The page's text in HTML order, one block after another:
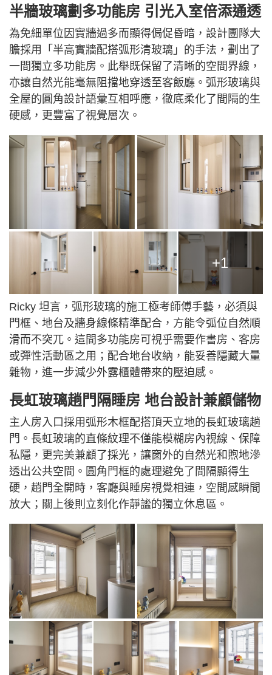
半牆玻璃劃多功能房 引光入室倍添通透
為免細單位因實牆過多而顯得侷促昏暗，設計團隊大
膽採用「半高實牆配搭弧形清玻璃」的手法，劃出了
一間獨立多功能房。此舉既保留了清晰的空間界線，
亦讓自然光能毫無阻擋地穿透至客飯廳。弧形玻璃與
全屋的圓角設計語彙互相呼應，徹底柔化了間隔的生
硬感，更豐富了視覺層次。
+1
Ricky 坦言，弧形玻璃的施工極考師傅手藝，必須與
門框、地台及牆身線條精準配合，方能令弧位自然順
滑而不突兀。這間多功能房可視乎需要作書房、客房
或彈性活動區之用；配合地台收納，能妥善隱藏大量
雜物，進一步減少外露櫃體帶來的壓迫感。
長虹玻璃趟門隔睡房 地台設計兼顧儲物
主人房入口採用弧形木框配搭頂天立地的長虹玻璃趟
門。長虹玻璃的直條紋理不僅能模糊房內視線、保障
私隱，更完美兼顧了採光，讓窗外的自然光和煦地滲
透出公共空間。圓角門框的處理避免了間隔顯得生
硬，趟門全開時，客廳與睡房視覺相連，空間感瞬間
放大；關上後則立刻化作靜謐的獨立休息區。